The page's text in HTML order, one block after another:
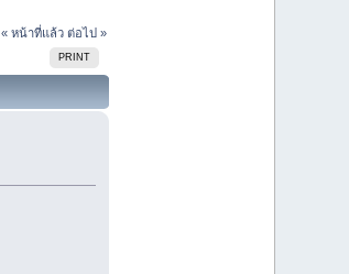
« หน้าที่แล้ว ต่อไป »
PRINT